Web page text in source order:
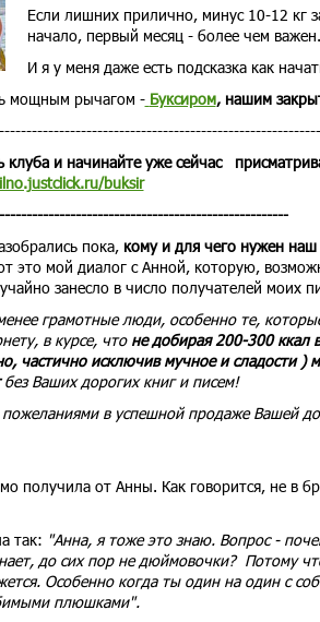
Если лишних прилично, минус 10-12 кг
начало, первый месяц - более чем важен.
И я у меня даже есть подсказка как
мощным рычагом - Буксиром, нашим
клуба и начинайте уже сейчас
buksir
пока, кому и для чего нужен наш
это мой диалог с Анной, которую,
занесло в число получателей моих
грамотные люди, особенно те,
в курсе, что не добирая 200-300 ккал
частично исключив мучное и сладости )
без Ваших дорогих книг и писем!
в успешной продаже Вашей
получила от Анны. Как говорится, не в
так: "Анна, я тоже это знаю. Вопрос -
до сих пор не дюймовочки? Потому
Особенно когда ты один на один с
плюшками".